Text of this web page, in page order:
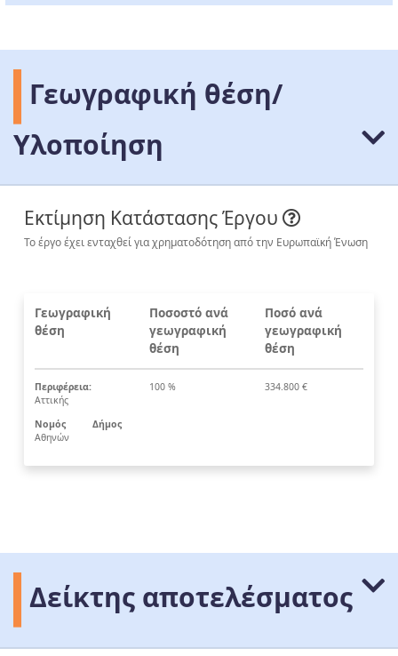
Γεωγραφική θέση/
Υλοποίηση
Εκτίμηση Κατάστασης Έργου
Το έργο έχει ενταχθεί για χρηματοδότηση από την Ευρωπαϊκή Ένωση
Γεωγραφική
θέση
Ποσοστό ανά
γεωγραφική
θέση
Ποσό ανά
γεωγραφική
θέση
Περιφέρεια:
Αττικής
Νομός
Αθηνών
Δήμος
100 % 334.800 €
Δείκτης αποτελέσματος